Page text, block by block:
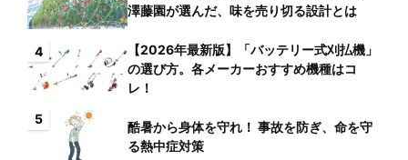
澤藤園が選んだ、味を売り切る設計とは
4
【2026年最新版】「バッテリー式刈払機」
の選び方。各メーカーおすすめ機種はコ
レ！
5
酷暑から身体を守れ！ 事故を防ぎ、命を守
る熱中症対策